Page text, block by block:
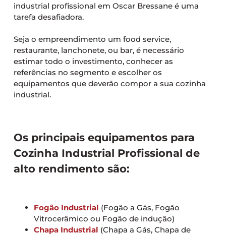
industrial profissional em Oscar Bressane é uma
tarefa desafiadora.
Seja o empreendimento um food service,
restaurante, lanchonete, ou bar, é necessário
estimar todo o investimento, conhecer as
referências no segmento e escolher os
equipamentos que deverão compor a sua cozinha
industrial.
Os principais equipamentos para
Cozinha Industrial Profissional de
alto rendimento são:
Fogão Industrial (Fogão a Gás, Fogão
Vitrocerâmico ou Fogão de indução)
Chapa Industrial (Chapa a Gás, Chapa de